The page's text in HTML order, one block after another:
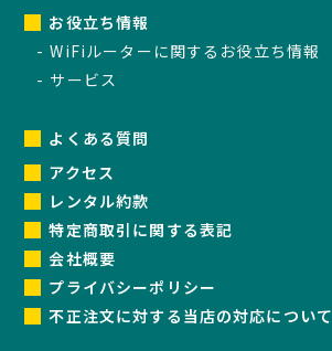
お役立ち情報
WiFiルーターに関するお役立ち情報
サービス
よくある質問
アクセス
レンタル約款
特定商取引に関する表記
会社概要
プライバシーポリシー
不正注文に対する当店の対応について